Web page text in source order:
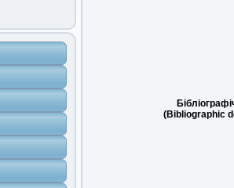
(Bibliographic